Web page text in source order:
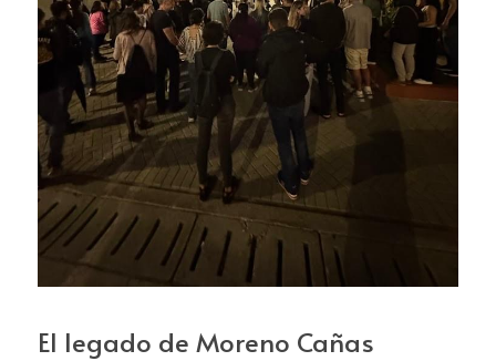
El legado de Moreno Cañas